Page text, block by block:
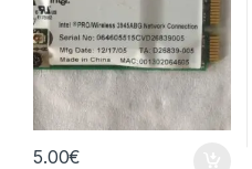
5.00€